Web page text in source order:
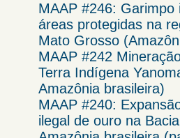
MAAP #246: Garimpo
áreas protegidas na
Mato Grosso
MAAP #242
Terra Indígena
Amazônia brasileira)
MAAP #240:
ilegal de ouro na